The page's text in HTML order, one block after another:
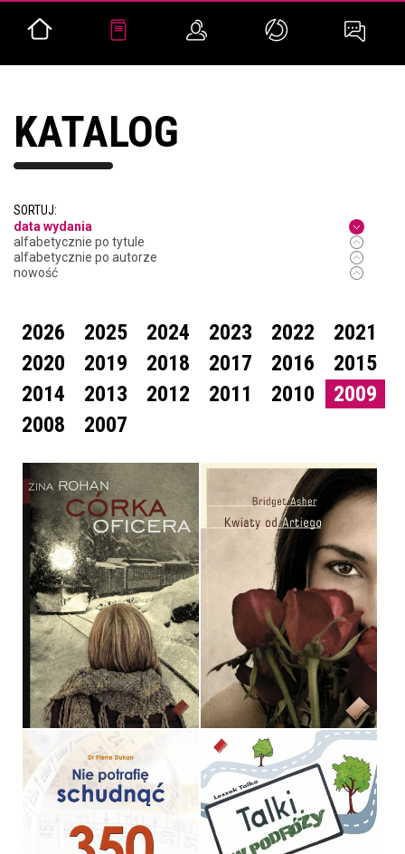
KATALOG
SORTUJ:
data wydania
alfabetycznie po tytule
alfabetycznie po autorze
nowość
2026 2025 2024 2023 2022
2021
2020
2019 2018 2017 2016
2015
2014
2013 2012 2011 2010
2009
2008
2007
CÓRKA OFICERA
ZINA ROHAN
OPRAWA MIĘKKA
36,90 ZŁ
KWIATY OD ARTIEGO
BRIDGET ASHER
OPRAWA MIĘKKA
29,90 ZŁ